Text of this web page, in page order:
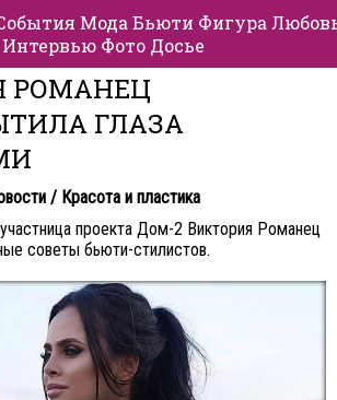
Мода Бьюти Фигура
Интервью Фото Досье
РОМАНЕЦ
ГЛАЗА
/ Красота и пластика
проекта Дом-2 Виктория Романец
советы бьюти-стилистов.